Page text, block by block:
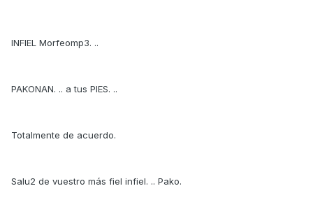
INFIEL Morfeomp3. ..
PAKONAN. .. a tus PIES. ..
Totalmente de acuerdo.
Salu2 de vuestro más fiel infiel. .. Pako.